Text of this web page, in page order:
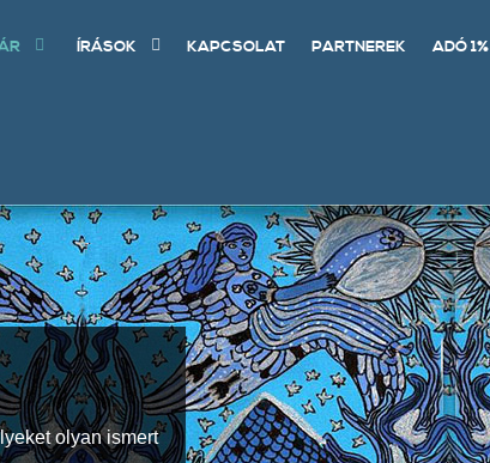
ÍRÁSOK KAPCSOLAT PARTNEREK ADÓ 1%
olyan ismert